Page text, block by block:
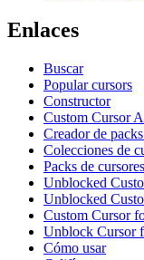
Enlaces
Buscar
Popular cursors
Constructor
Custom Cursor
Creador de
Colecciones de
Packs de
Unblocked
Unblocked
Custom Cursor
Unblock Cursor
Cómo usar